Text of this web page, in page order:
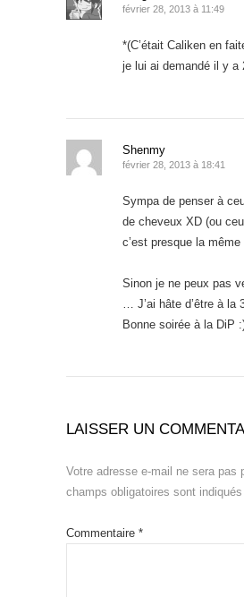
février 28, 2013 à 11:49
*(C’était Caliken en
je lui ai demandé il y
Shenmy
février 28, 2013 à 18:41
Sympa de penser à
de cheveux XD (ou
c’est presque la même
Sinon je ne peux pas
… J’ai hâte d’être à la
Bonne soirée à la DiP
LAISSER UN
Votre adresse e-mail ne sera pas
champs obligatoires sont
Commentaire *